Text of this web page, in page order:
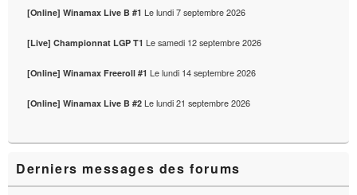
[Online] Winamax Live B #1 Lelundi 7 septembre 2026
[Live] Championnat LGP T1 Lesamedi 12 septembre 2026
[Online] Winamax Freeroll #1 Lelundi 14 septembre 2026
[Online] Winamax Live B #2 Lelundi 21 septembre 2026
Derniers messages des forums